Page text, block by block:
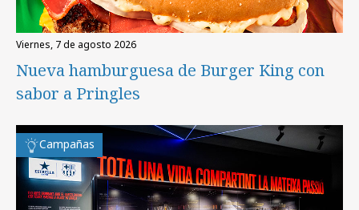
viernes, 7 de agosto 2026
Nueva hamburguesa de Burger King con
sabor a Pringles
Campañas